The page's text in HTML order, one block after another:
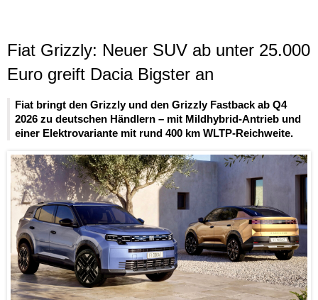
Fiat Grizzly: Neuer SUV ab unter 25.000
Euro greift Dacia Bigster an
Fiat bringt den Grizzly und den Grizzly Fastback ab Q4
2026 zu deutschen Händlern – mit Mildhybrid-Antrieb und
einer Elektrovariante mit rund 400 km WLTP-Reichweite.